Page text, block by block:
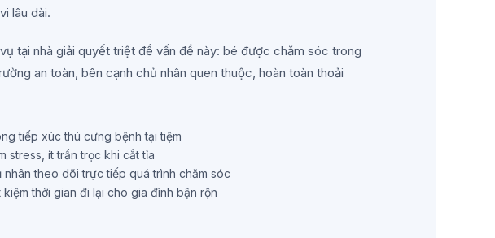
lâu dài.
tại nhà giải quyết triệt để vấn đề này: bé được chăm sóc trong
an toàn, bên cạnh chủ nhân quen thuộc, hoàn toàn thoải
tiếp xúc thú cưng bệnh tại tiệm
stress, ít trần trọc khi cắt tỉa
nhân theo dõi trực tiếp quá trình chăm sóc
kiệm thời gian đi lại cho gia đình bận rộn